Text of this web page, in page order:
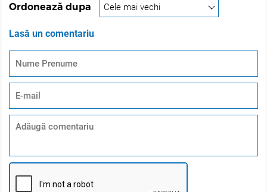
Ordonează dupa
Lasă un comentariu